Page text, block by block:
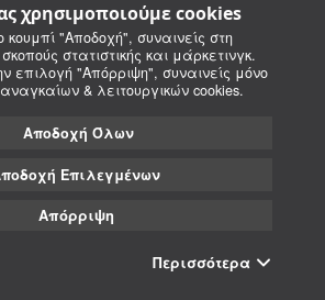
χρησιμοποιούμε cookies
κουμπί "Αποδοχή", συναινείς στη
στατιστικής και μάρκετινγκ.
επιλογή "Απόρριψη", συναινείς μόνο
& λειτουργικών cookies.
Αποδοχή Όλων
Επιλεγμένων
Απόρριψη
Περισσότερα